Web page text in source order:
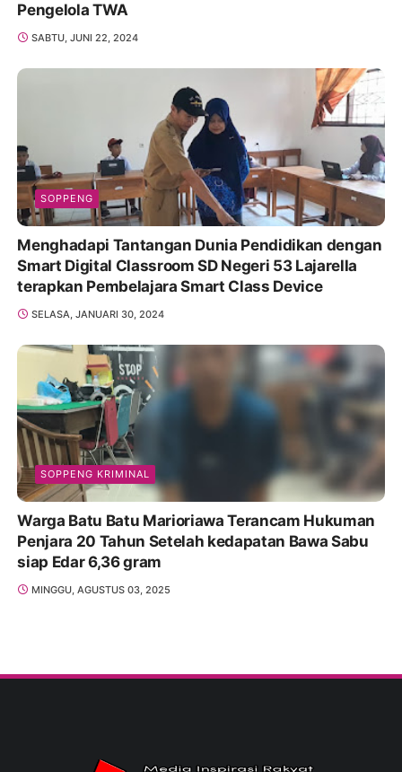
Pengelola TWA
SABTU, JUNI 22, 2024
SOPPENG
Menghadapi Tantangan Dunia Pendidikan dengan
Smart Digital Classroom SD Negeri 53 Lajarella
terapkan Pembelajara Smart Class Device
SELASA, JANUARI 30, 2024
SOPPENG KRIMINAL
Warga Batu Batu Marioriawa Terancam Hukuman
Penjara 20 Tahun Setelah kedapatan Bawa Sabu
siap Edar 6,36 gram
MINGGU, AGUSTUS 03, 2025